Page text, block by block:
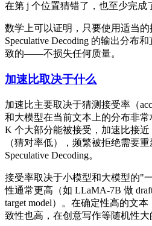
在第 j 个位置猜错了，也至少完成
数学上可以证明，只要使用适当的
Speculative Decoding 的输出分布
致的——不损失任何质量。
加速比取决于什么
加速比主要取决于猜测接受率（
和大模型在当前文本上的分布非
K 个大部分能被接受，加速比接
（猜对率低），频繁被拒绝需要
Speculative Decoding。
接受率取决于小模型和大模型的"
性通常更高（如 LLaMA-7B 做
target model）。在确定性高的文
致性也高，在创意写作等随机性大